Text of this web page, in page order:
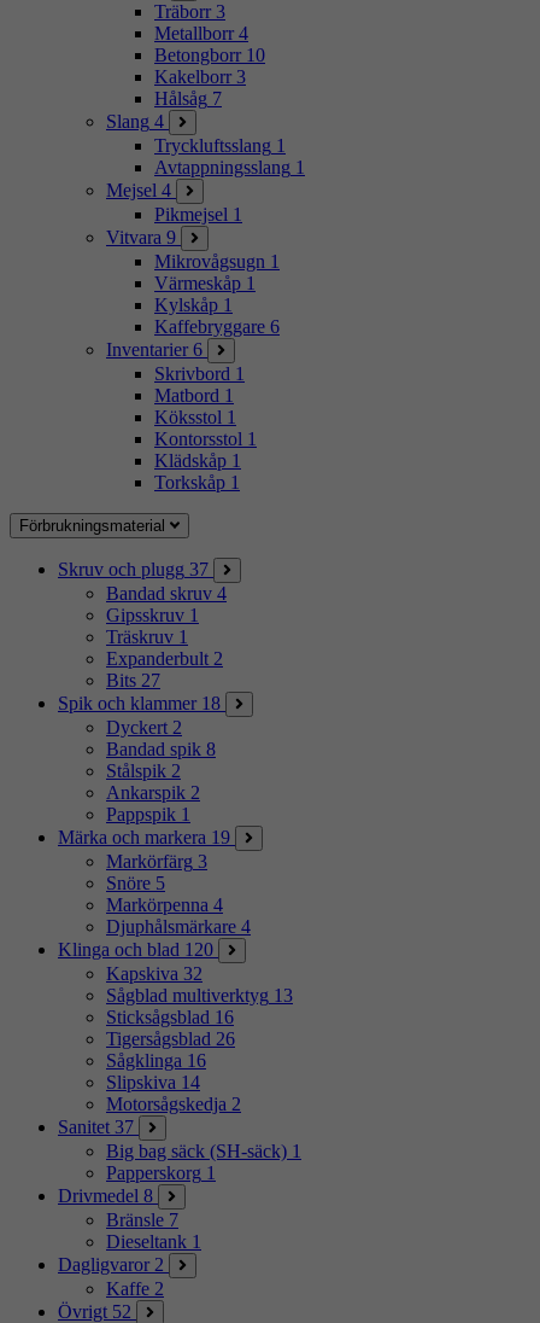
Träborr 3
Metallborr 4
Betongborr 10
Kakelborr 3
Hålsåg 7
Slang 4
Tryckluftsslang 1
Avtappningsslang 1
Mejsel 4
Pikmejsel 1
Vitvara 9
Mikrovågsugn 1
Värmeskåp 1
Kylskåp 1
Kaffebryggare 6
Inventarier 6
Skrivbord 1
Matbord 1
Köksstol 1
Kontorsstol 1
Klädskåp 1
Torkskåp 1
Förbrukningsmaterial
Skruv och plugg 37
Bandad skruv 4
Gipsskruv 1
Träskruv 1
Expanderbult 2
Bits 27
Spik och klammer 18
Dyckert 2
Bandad spik 8
Stålspik 2
Ankarspik 2
Pappspik 1
Märka och markera 19
Markörfärg 3
Snöre 5
Markörpenna 4
Djuphålsmärkare 4
Klinga och blad 120
Kapskiva 32
Sågblad multiverktyg 13
Sticksågsblad 16
Tigersågsblad 26
Sågklinga 16
Slipskiva 14
Motorsågskedja 2
Sanitet 37
Big bag säck (SH-säck) 1
Papperskorg 1
Drivmedel 8
Bränsle 7
Dieseltank 1
Dagligvaror 2
Kaffe 2
Övrigt 52